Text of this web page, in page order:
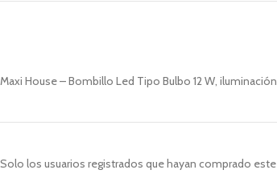
Maxi House – Bombillo Led Tipo Bulbo 12 W,
Solo los usuarios registrados que hayan comprado